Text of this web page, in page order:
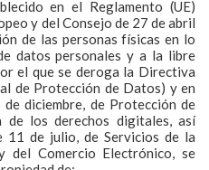
en el Reglamento (UE)
y del Consejo de 27 de abril
de las personas físicas en lo
datos personales y a la libre
el que se deroga la Directiva
de Protección de Datos) y en
diciembre, de Protección de
los derechos digitales, así
de julio, de Servicios de la
del Comercio Electrónico, se